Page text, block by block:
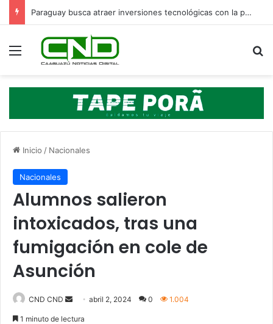
Paraguay busca atraer inversiones tecnológicas con la presencia de delegaciones de cuatro continentes
Menú
Inicio / Nacionales
Nacionales
Alumnos salieron
intoxicados, tras una
fumigación en cole de
Asunción
CND CND
Sendabril 2, 2024 0 1.004
1 minuto de lectura